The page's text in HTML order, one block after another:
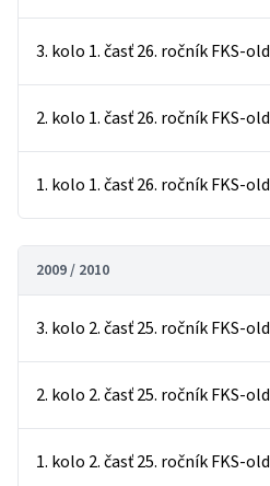
3. kolo 1. časť 26. ročník FKS-old
2. kolo 1. časť 26. ročník FKS-old
1. kolo 1. časť 26. ročník FKS-old
2009 / 2010
3. kolo 2. časť 25. ročník FKS-old
2. kolo 2. časť 25. ročník FKS-old
1. kolo 2. časť 25. ročník FKS-old